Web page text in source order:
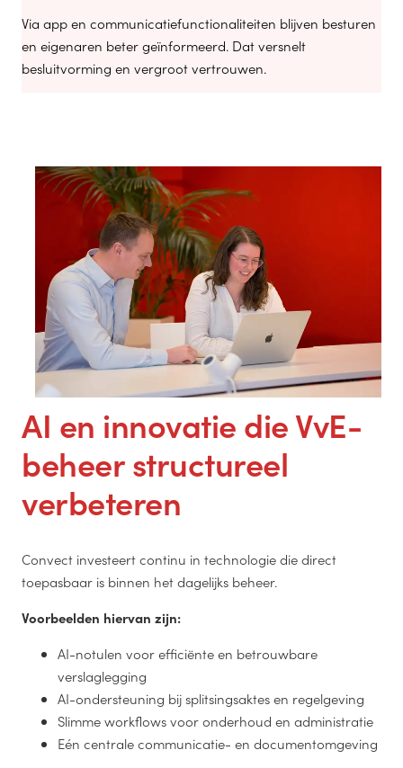
Via app en communicatiefunctionaliteiten blijven besturen
en eigenaren beter geïnformeerd. Dat versnelt
besluitvorming en vergroot vertrouwen.
AI en innovatie die VvE-
beheer structureel
verbeteren
Convect investeert continu in technologie die direct
toepasbaar is binnen het dagelijks beheer.
Voorbeelden hiervan zijn:
AI-notulen voor efficiënte en betrouwbare
verslaglegging
AI-ondersteuning bij splitsingsaktes en regelgeving
Slimme workflows voor onderhoud en administratie
Eén centrale communicatie- en documentomgeving